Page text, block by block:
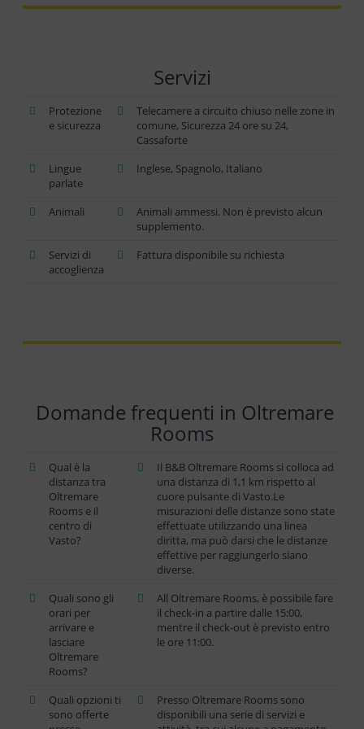
Servizi
Protezione
e sicurezza
Telecamere a circuito chiuso nelle zone in
comune, Sicurezza 24 ore su 24,
Cassaforte
Lingue
parlate
Inglese, Spagnolo, Italiano
Animali
Animali ammessi. Non è previsto alcun
supplemento.
Servizi di
accoglienza
Fattura disponibile su richiesta
Domande frequenti in Oltremare
Rooms
Qual è la
distanza tra
Oltremare
Rooms e il
centro di
Vasto?
Il B&B Oltremare Rooms si colloca ad
una distanza di 1,1 km rispetto al
cuore pulsante di Vasto.Le
misurazioni delle distanze sono state
effettuate utilizzando una linea
diritta, ma può darsi che le distanze
effettive per raggiungerlo siano
diverse.
Quali sono gli
orari per
arrivare e
lasciare
Oltremare
Rooms?
All Oltremare Rooms, è possibile fare
il check-in a partire dalle 15:00,
mentre il check-out è previsto entro
le ore 11:00.
Quali opzioni ti
sono offerte
Presso Oltremare Rooms sono
disponibili una serie di servizi e